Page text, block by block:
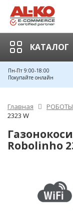
КАТАЛОГ
Пн-Пт 9:00-18:00
Покупайте онлайн
Главная РОБОТЫ
2323 W
Robolinho